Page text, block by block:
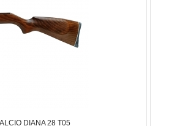
DIANA 28 T05